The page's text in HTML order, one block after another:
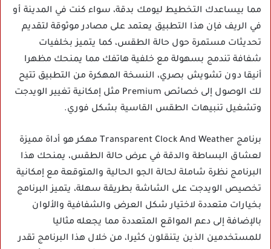
مما بيساعدك التخطيط ليومك بدقة، سواء كنت في المدينة أو
في الريف فإن هذا التطبيق يعتمد على مصادر موثوقة لتقديم
تحديثات مستمرة حول حالة الطقس، كما يتميز بخلفيات
شفافة تندمج بسهولة مع خلفية هاتفك مما يمنحك مظهرا
أنيقا دون تشويش بصري، النسخة المهكرة من التطبيق تتيح
لك الوصول إلى خصائص Premium مثل إمكانية تغيير الويدجت
وتشغيل تنبيهات الطقس القاسية بشكل فوري.
برنامج Transparent Clock And Weather مهكر هو أداة مميزة
لعشاق البساطة والدقة في عرض حالة الطقس، يمنحك هذا
البرنامج نظرة شاملة لحالة الجو الحالية والمتوقعة مع إمكانية
تخصيص الويدجت على الشاشة بطريقة سهلة، يتميز البرنامج
بخيارات متعددة لاختيار شكل العرض والشفافية والألوان
بالإضافة إلى دعم المواقع المتعددة مما يجعله مثاليا
للمستخدمين الذين يتنقلون كثيرا، من خلال هذا البرنامج تقدر